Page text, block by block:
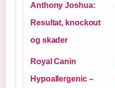
Anthony Joshua:
Resultat, knockout
og skader
Royal Canin
Hypoallergenic –